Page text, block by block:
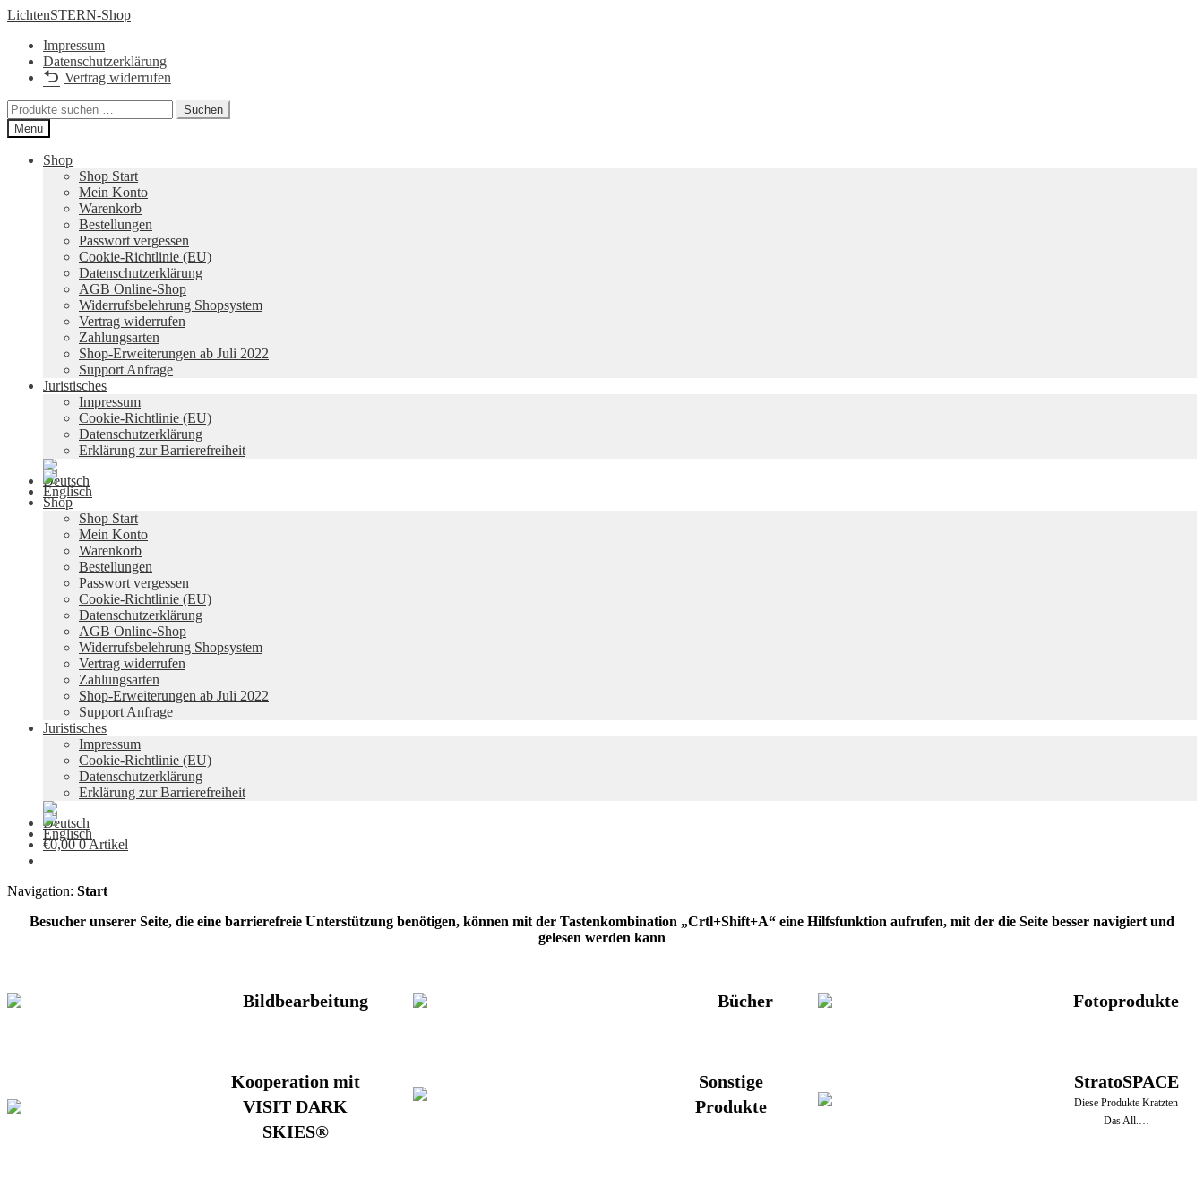
Zur
springen
Zum
springen
LichtenSTERN-Shop
Impressum
Datenschutzerklärung
Vertrag widerrufen
Suchen
nach:
Suchen
Menü
Shop
Shop Start
Mein Konto
Warenkorb
Bestellungen
Passwort vergessen
Cookie-Richtlinie (EU)
Datenschutzerklärung
AGB Online-Shop
Widerrufsbelehrung Shopsystem
Vertrag widerrufen
Zahlungsarten
Shop-Erweiterungen ab Juli 2022
Support Anfrage
Juristisches
Impressum
Cookie-Richtlinie (EU)
Datenschutzerklärung
Erklärung zur Barrierefreiheit
Shop
Shop Start
Mein Konto
Warenkorb
Bestellungen
Passwort vergessen
Cookie-Richtlinie (EU)
Datenschutzerklärung
AGB Online-Shop
Widerrufsbelehrung Shopsystem
Vertrag widerrufen
Zahlungsarten
Shop-Erweiterungen ab Juli 2022
Support Anfrage
Juristisches
Impressum
Cookie-Richtlinie (EU)
Datenschutzerklärung
Erklärung zur Barrierefreiheit
€0,00 0 Artikel
Navigation: Start
Besucher unserer Seite, die eine barrierefreie Unterstützung benötigen, können mit der Tastenkombination „Crtl+Shift+A“ eine Hilfsfunktion aufrufen, mit der die Seite besser navigiert und
gelesen werden kann
Bildbearbeitung Bücher Fotoprodukte
Kooperation mit
VISIT DARK
SKIES®
Sonstige
Produkte
StratoSPACE
Diese Produkte Kratzten
Das All.…